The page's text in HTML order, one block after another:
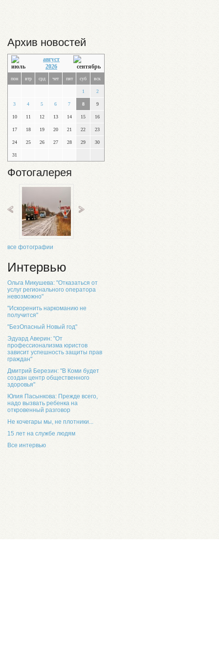
Архив новостей
август
2026
пон втр срд чет пят суб вск
1 2
3 4 5 6 7 8 9
10 11 12 13 14 15 16
17 18 19 20 21 22 23
24 25 26 27 28 29 30
31
Фотогалерея
все фотографии
Интервью
Ольга Микушева: "Отказаться от
услуг регионального оператора
невозможно"
"Искоренить наркоманию не
получится"
"БезОпасный Новый год"
Эдуард Аверин: "От
профессионализма юристов
зависит успешность защиты прав
граждан"
Дмитрий Березин: "В Коми будет
создан центр общественного
здоровья"
Юлия Пасынкова: Прежде всего,
надо вызвать ребенка на
откровенный разговор
Не кочегары мы, не плотники...
15 лет на службе людям
Все интервью